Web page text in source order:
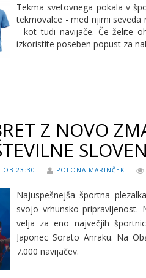
Tekma svetovnega pokala v
tekmovalce - med njimi seveda
- kot tudi navijače. Če želite
izkoristite poseben popust za
Z NOVO
OB 23:30 POLONA MARINČEK
Najuspešnejša športna
svojo vrhunsko
velja za eno največjih
Japonec Sorato Anraku. Na
7.000 navijačev.